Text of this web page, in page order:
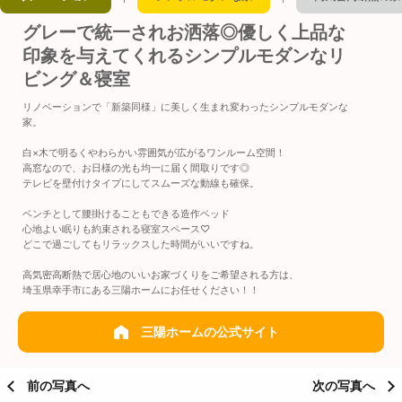
グレーで統一されお洒落◎優しく上品な
印象を与えてくれるシンプルモダンなリ
ビング＆寝室
リノベーションで「新築同様」に美しく生まれ変わったシンプルモダンな
家。
白×木で明るくやわらかい雰囲気が広がるワンルーム空間！
高窓なので、お日様の光も均一に届く間取りです◎
テレビを壁付けタイプにしてスムーズな動線も確保。
ベンチとして腰掛けることもできる造作ベッド
心地よい眠りも約束される寝室スペース♡
どこで過ごしてもリラックスした時間がいいですね。
高気密高断熱で居心地のいいお家づくりをご希望される方は、
埼玉県幸手市にある三陽ホームにお任せください！！
三陽ホームの公式サイト
前の写真へ 次の写真へ